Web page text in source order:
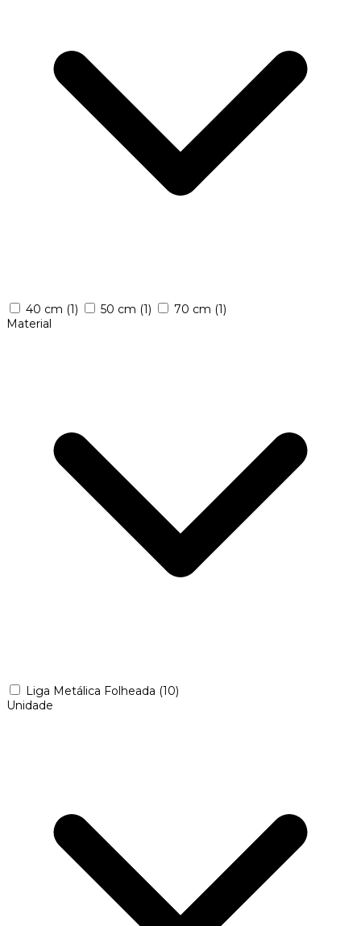
40 cm (1) 50 cm (1) 70 cm (1)
Material
Liga Metálica Folheada (10)
Unidade